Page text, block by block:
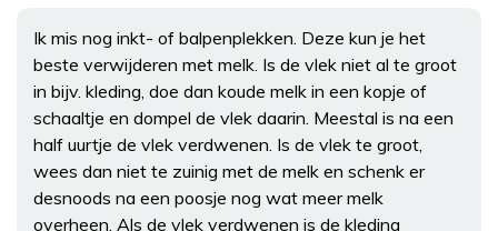
Ik mis nog inkt- of balpenplekken. Deze kun je het
beste verwijderen met melk. Is de vlek niet al te groot
in bijv. kleding, doe dan koude melk in een kopje of
schaaltje en dompel de vlek daarin. Meestal is na een
half uurtje de vlek verdwenen. Is de vlek te groot,
wees dan niet te zuinig met de melk en schenk er
desnoods na een poosje nog wat meer melk
overheen. Als de vlek verdwenen is de kleding